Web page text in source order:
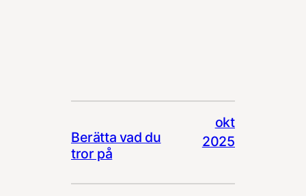
Berätta vad du
tror på
okt
2025